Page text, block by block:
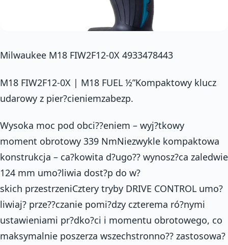
Milwaukee M18 FIW2F12-0X 4933478443
M18 FIW2F12-0X | M18 FUEL ½”Kompaktowy klucz
udarowy z pier?cieniemzabezp.
Wysoka moc pod obci??eniem – wyj?tkowy
moment obrotowy 339 NmNiezwykle kompaktowa
konstrukcja – ca?kowita d?ugo?? wynosz?ca zaledwie
124 mm umo?liwia dost?p do w?
skich przestrzeniCztery tryby DRIVE CONTROL umo?
liwiaj? prze??czanie pomi?dzy czterema ró?nymi
ustawieniami pr?dko?ci i momentu obrotowego, co
maksymalnie poszerza wszechstronno?? zastosowa?